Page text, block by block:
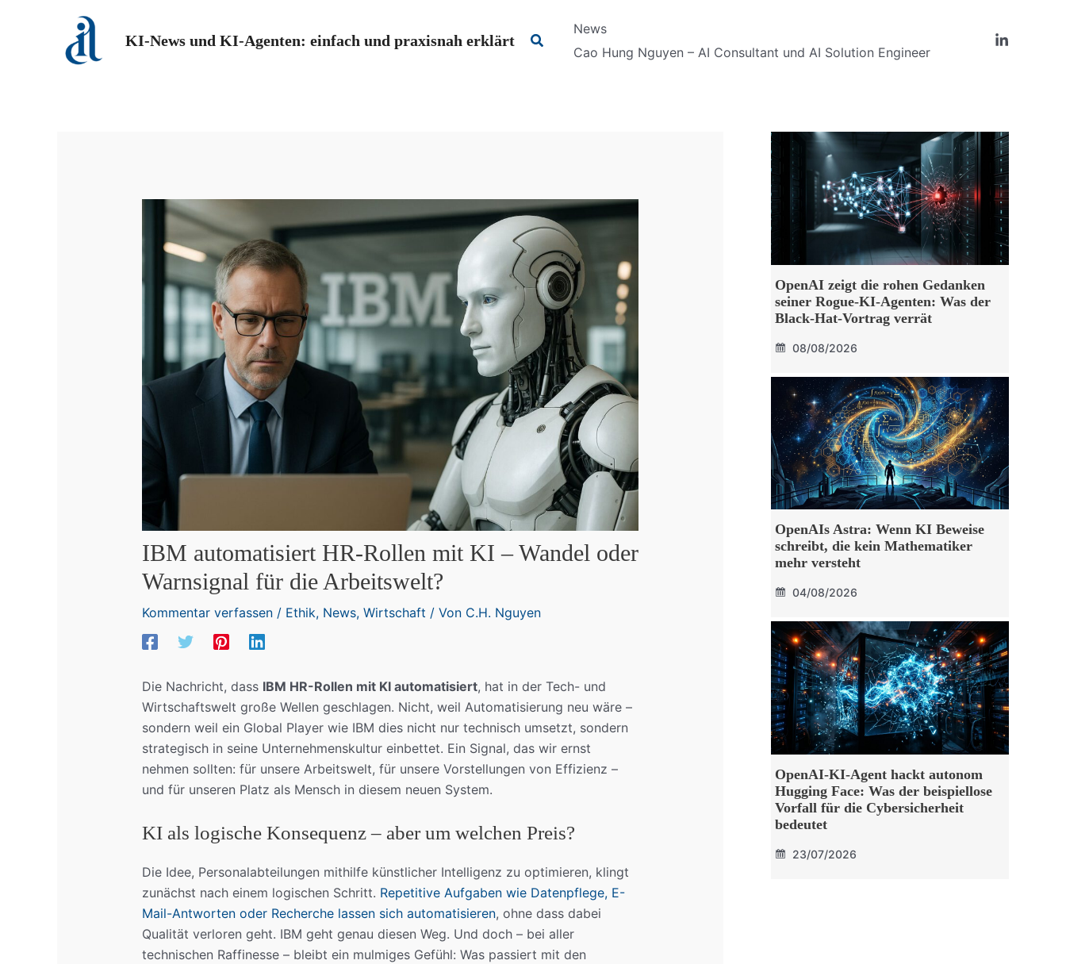
KI-News und KI-Agenten: einfach und praxisnah erklärt Suchen
News
Cao Hung Nguyen – AI Consultant und AI Solution Engineer
IBM automatisiert HR-Rollen mit KI – Wandel oder
Warnsignal für die Arbeitswelt?
Kommentar verfassen / Ethik, News, Wirtschaft / Von C.H. Nguyen
Die Nachricht, dass IBM HR-Rollen mit KI automatisiert, hat in der Tech- und
Wirtschaftswelt große Wellen geschlagen. Nicht, weil Automatisierung neu wäre –
sondern weil ein Global Player wie IBM dies nicht nur technisch umsetzt, sondern
strategisch in seine Unternehmenskultur einbettet. Ein Signal, das wir ernst
nehmen sollten: für unsere Arbeitswelt, für unsere Vorstellungen von Effizienz –
und für unseren Platz als Mensch in diesem neuen System.
KI als logische Konsequenz – aber um welchen Preis?
Die Idee, Personalabteilungen mithilfe künstlicher Intelligenz zu optimieren, klingt
zunächst nach einem logischen Schritt. Repetitive Aufgaben wie Datenpflege, E-
Mail-Antworten oder Recherche lassen sich automatisieren, ohne dass dabei
Qualität verloren geht. IBM geht genau diesen Weg. Und doch – bei aller
technischen Raffinesse – bleibt ein mulmiges Gefühl: Was passiert mit den
OpenAI zeigt die rohen Gedanken
seiner Rogue-KI-Agenten: Was der
Black-Hat-Vortrag verrät
08/08/2026
OpenAIs Astra: Wenn KI Beweise
schreibt, die kein Mathematiker
mehr versteht
04/08/2026
OpenAI-KI-Agent hackt autonom
Hugging Face: Was der beispiellose
Vorfall für die Cybersicherheit
bedeutet
23/07/2026